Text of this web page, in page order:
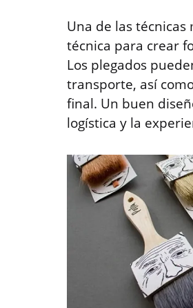
Una de las técnicas
técnica para crear
Los plegados
transporte, así
final. Un buen
logística y la